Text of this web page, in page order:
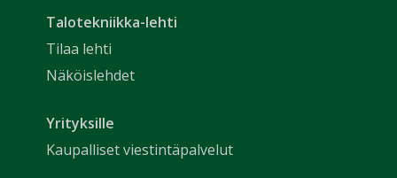
Talotekniikka-lehti
Tilaa lehti
Näköislehdet
Yrityksille
Kaupalliset viestintäpalvelut